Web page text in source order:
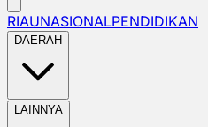
RIAUNASIONALPENDIDIKAN
DAERAH
LAINNYA